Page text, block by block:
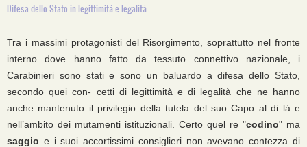
Difesa dello Stato in legittimità e legalità
Tra i massimi protagonisti del Risorgimento, soprattutto nel fronte
interno dove hanno fatto da tessuto connettivo nazionale, i
Carabinieri sono stati e sono un baluardo a difesa dello Stato,
secondo quei con- cetti di legittimità e di legalità che ne hanno
anche mantenuto il privilegio della tutela del suo Capo al di là e
nell’ambito dei mutamenti istituzionali. Certo quel re "codino" ma
saggio e i suoi accortissimi consiglieri non avevano contezza di